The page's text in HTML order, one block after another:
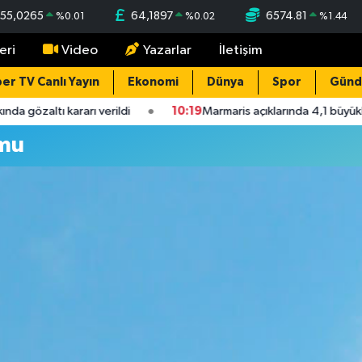
55,0265 %0.01 64,1897 %0.02 6574.81 %1.44
Video Yazarlar İletişim
TV Canlı Yayın Ekonomi Dünya Spor
gözaltı kararı verildi 10:19Marmaris açıklarında 4,1